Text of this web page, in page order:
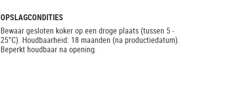
OPSLAGCONDITIES
Bewaar gesloten koker op een droge plaats (tussen 5 -
25°C). Houdbaarheid: 18 maanden (na productiedatum).
Beperkt houdbaar na opening.